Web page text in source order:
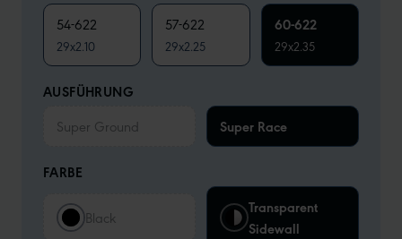
54-622
29x2.10
57-622
29x2.25
60-622
29x2.35
AUSFÜHRUNG
Super Ground Super Race
FARBE
Black
Transparent
Sidewall